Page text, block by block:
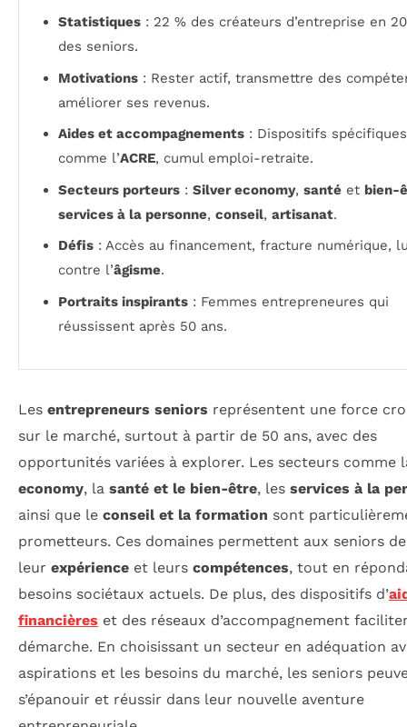
Statistiques : 22 % des créateurs d’entreprise en
des seniors.
Motivations : Rester actif, transmettre des
améliorer ses revenus.
Aides et accompagnements : Dispositifs spécifiques
comme l’ACRE, cumul emploi-retraite.
Secteurs porteurs : Silver economy, santé et bien-
services à la personne, conseil, artisanat.
Défis : Accès au financement, fracture numérique,
contre l’âgisme.
Portraits inspirants : Femmes entrepreneures qui
réussissent après 50 ans.
Les entrepreneurs seniors représentent une force
sur le marché, surtout à partir de 50 ans, avec des
opportunités variées à explorer. Les secteurs comme
economy, la santé et le bien-être, les services à la
ainsi que le conseil et la formation sont
prometteurs. Ces domaines permettent aux seniors
leur expérience et leurs compétences, tout en
besoins sociétaux actuels. De plus, des dispositifs d’
financières et des réseaux d’accompagnement
démarche. En choisissant un secteur en adéquation
aspirations et les besoins du marché, les seniors
s’épanouir et réussir dans leur nouvelle aventure